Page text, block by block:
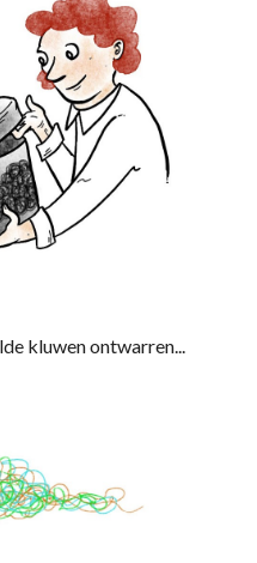
kluwen ontwarren...